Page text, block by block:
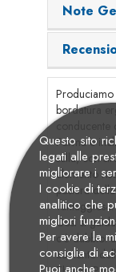
Note
Produciamo
bordatura
conducente
Forma e
sella, con
elemento
postura
vantaggiosa.
Così si
c’è dubbio:
aumento
Questo sito
legati alle
migliorare i
I cookie di
analitico che
migliori
Per avere la
consiglia di
Puoi anche